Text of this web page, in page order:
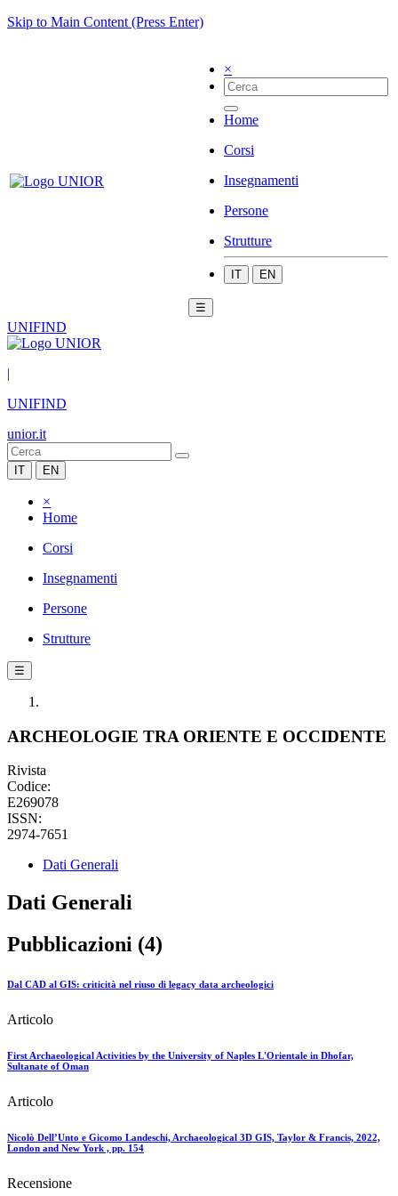
Skip to Main Content (Press Enter)
×
Home
Corsi
Insegnamenti
Persone
Strutture
IT EN
☰
UNIFIND
|
UNIFIND
unior.it
IT EN
×
Home
Corsi
Insegnamenti
Persone
Strutture
☰
ARCHEOLOGIE TRA ORIENTE E OCCIDENTE
Rivista
Codice:
E269078
ISSN:
2974-7651
Dati Generali
Dati Generali
Pubblicazioni (4)
Dal CAD al GIS: criticità nel riuso di legacy data archeologici
Articolo
First Archaeological Activities by the University of Naples L'Orientale in Dhofar,
Sultanate of Oman
Articolo
Nicolò Dell’Unto e Gicomo Landeschi, Archaeological 3D GIS, Taylor & Francis, 2022,
London and New York , pp. 154
Recensione